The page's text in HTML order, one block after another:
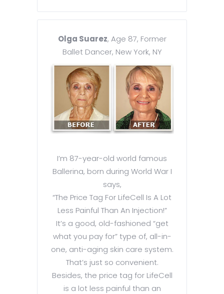
Olga Suarez, Age 87, Former
Ballet Dancer, New York, NY
I’m 87-year-old world famous
Ballerina, born during World War I
says,
“The Price Tag For LifeCell Is A Lot
Less Painful Than An Injection!”
It’s a good, old-fashioned “get
what you pay for” type of, all-in-
one, anti-aging skin care system.
That’s just so convenient.
Besides, the price tag for LifeCell
is a lot less painful than an